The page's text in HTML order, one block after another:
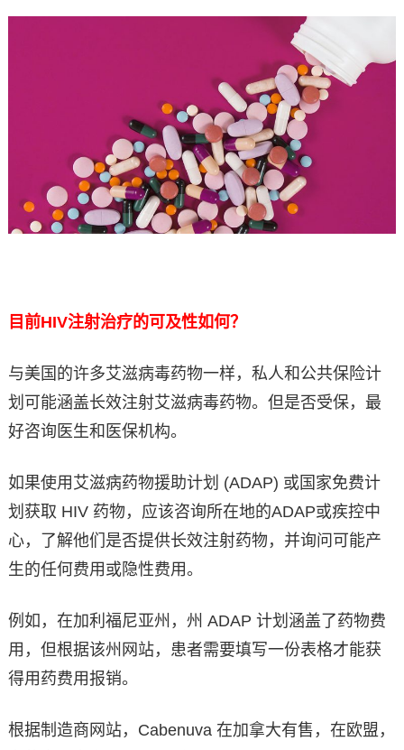
目前HIV注射治疗的可及性如何？
与美国的许多艾滋病毒药物一样，私人和公共保险计
划可能涵盖长效注射艾滋病毒药物。但是否受保，最
好咨询医生和医保机构。
如果使用艾滋病药物援助计划 (ADAP) 或国家免费计
划获取 HIV 药物，应该咨询所在地的ADAP或疾控中
心，了解他们是否提供长效注射药物，并询问可能产
生的任何费用或隐性费用。
例如，在加利福尼亚州，州 ADAP 计划涵盖了药物费
用，但根据该州网站，患者需要填写一份表格才能获
得用药费用报销。
根据制造商网站，Cabenuva 在加拿大有售，在欧盟，